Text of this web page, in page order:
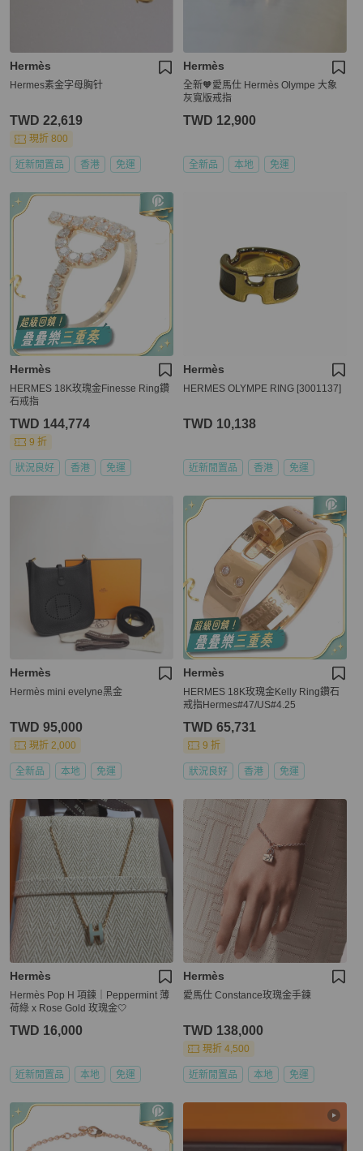
Hermès
Hermes素金字母胸针
TWD 22,619
現折 800
近新閒置品 香港 免運
Hermès
全新🧡愛馬仕 Hermès Olympe 大象
灰寬版戒指
TWD 12,900
全新品 本地 免運
Hermès
HERMES 18K玫瑰金Finesse Ring鑽
石戒指
TWD 144,774
9 折
狀況良好 香港 免運
Hermès
HERMES OLYMPE RING [3001137]
TWD 10,138
近新閒置品 香港 免運
Hermès
Hermès mini evelyne黑金
TWD 95,000
現折 2,000
全新品 本地 免運
Hermès
HERMES 18K玫瑰金Kelly Ring鑽石
戒指Hermes#47/US#4.25
TWD 65,731
9 折
狀況良好 香港 免運
Hermès
Hermès Pop H 項鍊｜Peppermint 薄
荷綠 x Rose Gold 玫瑰金🤍
TWD 16,000
近新閒置品 本地 免運
Hermès
愛馬仕 Constance玫瑰金手鍊
TWD 138,000
現折 4,500
近新閒置品 本地 免運